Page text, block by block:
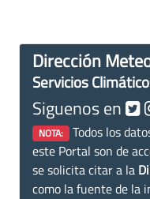
Dirección
Servicios
Siguenos en
NOTA: Todos los
este Portal son de
se solicita citar a la
como la fuente de la